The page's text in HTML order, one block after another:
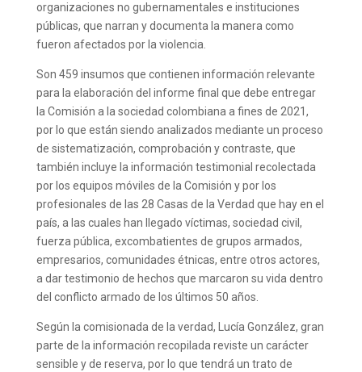
organizaciones no gubernamentales e instituciones
públicas, que narran y documenta la manera como
fueron afectados por la violencia.
Son 459 insumos que contienen información relevante
para la elaboración del informe final que debe entregar
la Comisión a la sociedad colombiana a fines de 2021,
por lo que están siendo analizados mediante un proceso
de sistematización, comprobación y contraste, que
también incluye la información testimonial recolectada
por los equipos móviles de la Comisión y por los
profesionales de las 28 Casas de la Verdad que hay en el
país, a las cuales han llegado víctimas, sociedad civil,
fuerza pública, excombatientes de grupos armados,
empresarios, comunidades étnicas, entre otros actores,
a dar testimonio de hechos que marcaron su vida dentro
del conflicto armado de los últimos 50 años.
Según la comisionada de la verdad, Lucía González, gran
parte de la información recopilada reviste un carácter
sensible y de reserva, por lo que tendrá un trato de